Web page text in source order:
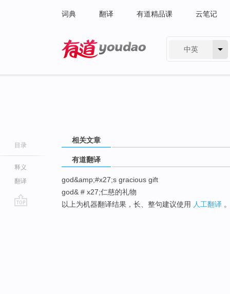
词典 翻译 有道精品课 云笔记
中英
目录
释义
翻译
相关文章
有道翻译
god&amp;#x27;s gracious gift
god& # x27;仁慈的礼物
以上为机器翻译结果，长、整句建议使用 人工翻译